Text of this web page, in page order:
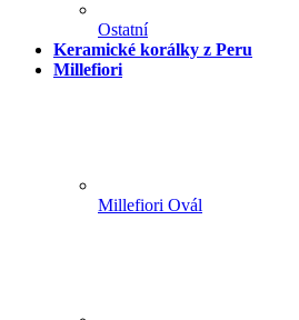
Ostatní
Keramické korálky z Peru
Millefiori
Millefiori Ovál